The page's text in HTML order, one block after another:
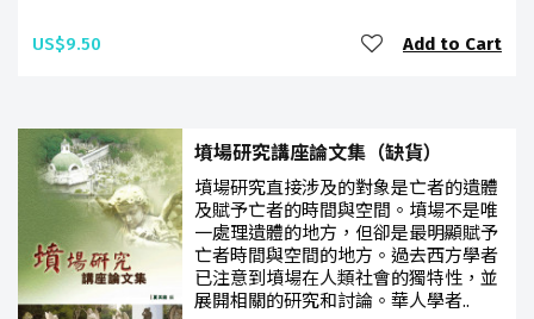
US$9.50 Add to Cart
墳場研究講座論文集（缺貨）
墳場研究直接涉及的對象是亡者的遺體
及賦予亡者的時間與空間。墳場不是唯
一處理遺體的地方，但卻是最明顯賦予
亡者時間與空間的地方。過去西方學者
已注意到墳場在人類社會的獨特性，並
展開相關的研究和討論。華人學者..